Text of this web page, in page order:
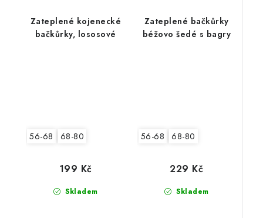
Zateplené kojenecké
bačkůrky, lososové
56-68 68-80
Skladem
199 Kč
Zateplené bačkůrky
béžovo šedé s bagry
56-68 68-80
Skladem
229 Kč